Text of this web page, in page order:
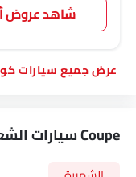
شاهد
سيارات
Coupe سيارات الشعبية